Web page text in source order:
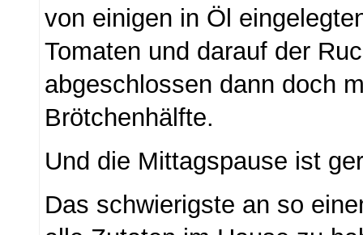
von einigen in Öl
Tomaten und darauf der
abgeschlossen dann doch
Brötchenhälfte.
Und die Mittagspause ist
Das schwierigste an so